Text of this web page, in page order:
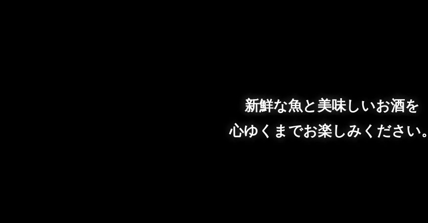
新鮮な魚と美味しいお酒を
心ゆくまでお楽しみください。